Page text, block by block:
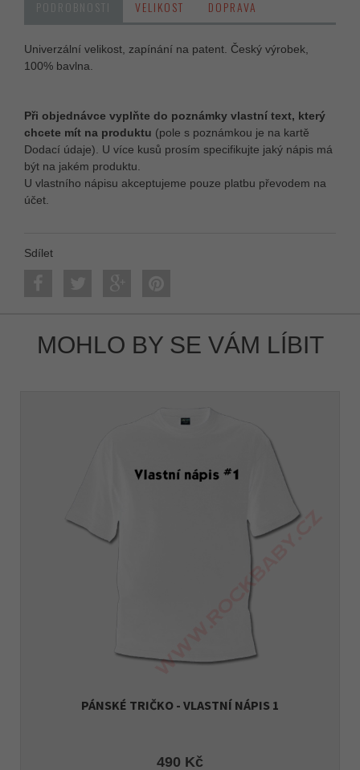
PODROBNOSTI VELIKOST DOPRAVA
Univerzální velikost, zapínání na patent. Český výrobek,
100% bavlna.
Při objednávce vyplňte do poznámky vlastní text, který
chcete mít na produktu (pole s poznámkou je na kartě
Dodací údaje). U více kusů prosím specifikujte jaký nápis má
být na jakém produktu.
U vlastního nápisu akceptujeme pouze platbu převodem na
účet.
Sdílet
MOHLO BY SE VÁM LÍBIT
PÁNSKÉ TRIČKO - VLASTNÍ NÁPIS 1
490 Kč